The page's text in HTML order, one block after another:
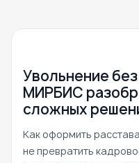
Увольнение
МИРБИС
сложных
Как оформить
не превратить